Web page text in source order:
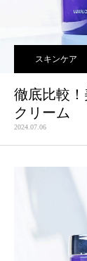
スキンケア
徹底比較
クリーム
2024.07.06